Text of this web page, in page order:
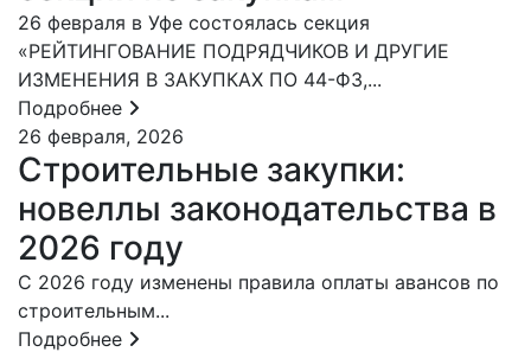
26 февраля в Уфе состоялась секция
«РЕЙТИНГОВАНИЕ ПОДРЯДЧИКОВ И ДРУГИЕ
ИЗМЕНЕНИЯ В ЗАКУПКАХ ПО 44-ФЗ,...
Подробнее
26 февраля, 2026
Строительные закупки:
новеллы законодательства в
2026 году
С 2026 году изменены правила оплаты авансов по
строительным...
Подробнее